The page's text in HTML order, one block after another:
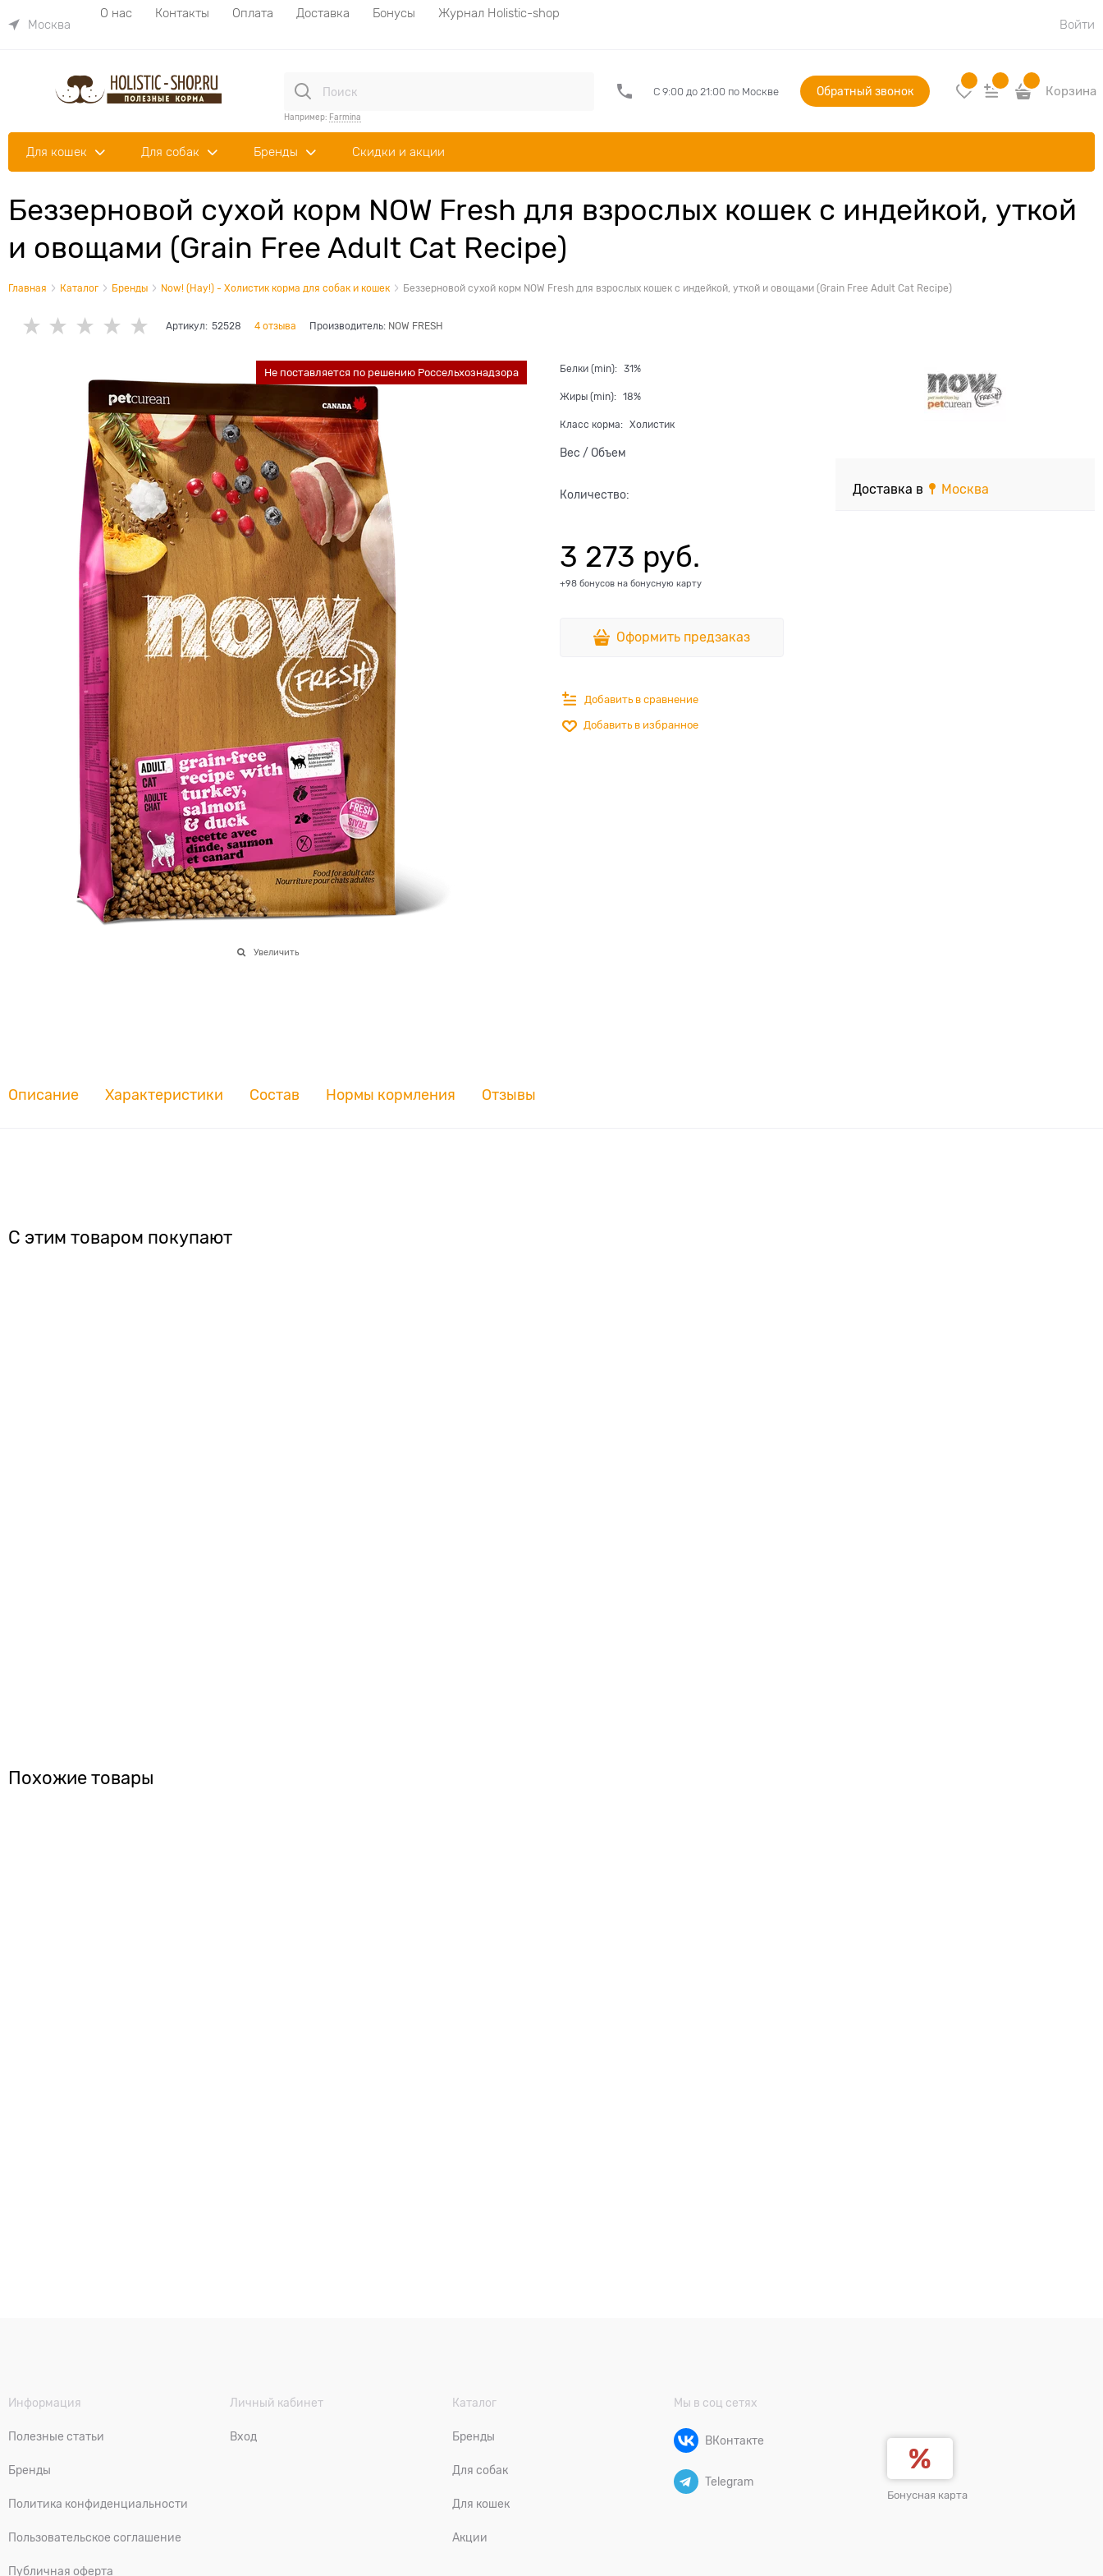
Москва
О нас Контакты Оплата Доставка Бонусы
Журнал Holistic-shop
Войти
Например: Farmina
С 9:00 до 21:00 по Москве Обратный звонок Корзина
Для кошек Для собак Бренды Скидки и акции
Беззерновой cухой корм NOW Fresh для взрослых кошек с индейкой, уткой
и овощами (Grain Free Adult Cat Recipe)
Главная Каталог Бренды Now! (Нау!) - Холистик корма для собак и кошек Беззерновой cухой корм NOW Fresh для взрослых кошек с индейкой, уткой и овощами (Grain Free Adult Cat Recipe)
Артикул: 52528 4 отзыва Производитель: NOW FRESH
Не поставляется по решению Россельхознадзора
Увеличить
Белки (min): 31%
Жиры (min): 18%
Класс корма: Холистик
Вес / Объем
Количество:
3 273 руб.
+98 бонусов на бонусную карту
Оформить предзаказ
Добавить в сравнение
Добавить в избранное
Доставка в Москва
Описание Характеристики Состав Нормы кормления Отзывы
С этим товаром покупают
Похожие товары
Информация
Полезные статьи
Бренды
Политика конфиденциальности
Пользовательское соглашение
Публичная оферта
Личный кабинет
Вход
Каталог
Бренды
Для собак
Для кошек
Акции
Мы в соц сетях
ВКонтакте
Telegram
Бонусная карта